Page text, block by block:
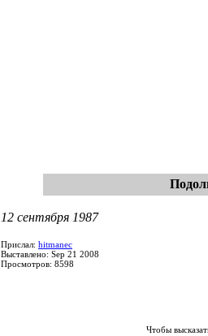
12 сентября 1987
Прислал: hitmanec
Выставлено: Sep 21 2008
Просмотров: 8598
Чтобы